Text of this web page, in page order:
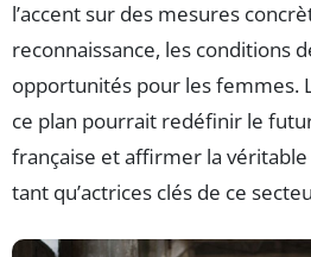
l’accent sur des mesures
reconnaissance, les conditions
opportunités pour les femmes.
ce plan pourrait redéfinir le
française et affirmer la
tant qu’actrices clés de ce